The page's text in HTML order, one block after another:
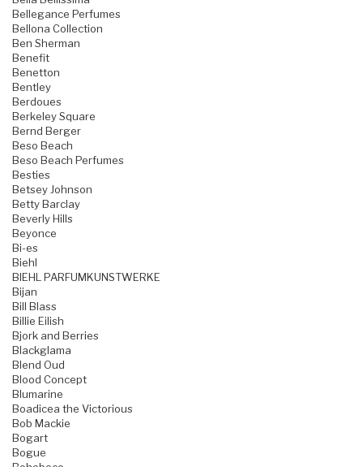
Bellegance Perfumes
Bellona Collection
Ben Sherman
Benefit
Benetton
Bentley
Berdoues
Berkeley Square
Bernd Berger
Beso Beach
Beso Beach Perfumes
Besties
Betsey Johnson
Betty Barclay
Beverly Hills
Beyonce
Bi-es
Biehl
BIEHL PARFUMKUNSTWERKE
Bijan
Bill Blass
Billie Eilish
Bjork and Berries
Blackglama
Blend Oud
Blood Concept
Blumarine
Boadicea the Victorious
Bob Mackie
Bogart
Bogue